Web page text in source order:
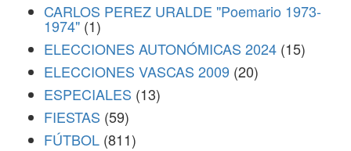
CARLOS PEREZ URALDE "Poemario 1973-
1974" (1)
ELECCIONES AUTONÓMICAS 2024 (15)
ELECCIONES VASCAS 2009 (20)
ESPECIALES (13)
FIESTAS (59)
FÚTBOL (811)